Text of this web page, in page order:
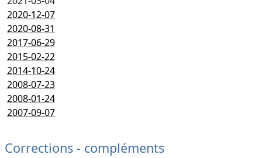
2020-12-07
2020-08-31
2017-06-29
2015-02-22
2014-10-24
2008-07-23
2008-01-24
2007-09-07
Corrections - compléments